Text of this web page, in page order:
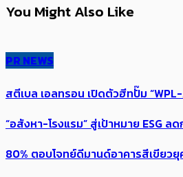
You Might Also Like
PR NEWS
สตีเบล เอลทรอน เปิดตัวฮีทปั๊ม
“อสังหา-โรงแรม” สู่เป้าหมาย ESG
80% ตอบโจทย์ดีมานด์อาคารสีเขียวยุ